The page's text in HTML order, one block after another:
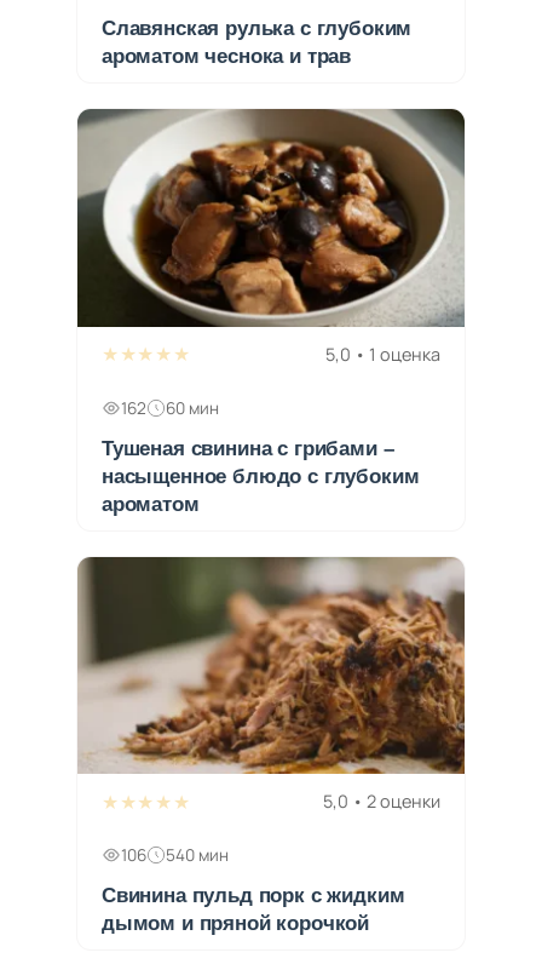
Славянская рулька с глубоким
ароматом чеснока и трав
★★★★★ 5,0 • 1 оценка
162 60 мин
Тушеная свинина с грибами –
насыщенное блюдо с глубоким
ароматом
★★★★★ 5,0 • 2 оценки
106 540 мин
Свинина пульд порк с жидким
дымом и пряной корочкой